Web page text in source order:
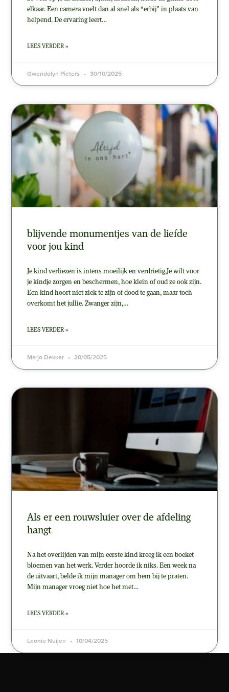
elkaar. Een camera voelt dan al snel als “erbij” in plaats van
helpend. De ervaring leert…
LEES VERDER »
Gwendolyn Pieters 30/10/2025
blijvende monumentjes van de liefde
voor jou kind
Je kind verliezen is intens moeilijk en verdrietig,Je wilt voor
je kindje zorgen en beschermen, hoe klein of oud ze ook zijn.
Een kind hoort niet ziek te zijn of dood te gaan, maar toch
overkomt het jullie. Zwanger zijn,…
LEES VERDER »
Marjo Dekker 20/05/2025
Als er een rouwsluier over de afdeling
hangt
Na het overlijden van mijn eerste kind kreeg ik een boeket
bloemen van het werk. Verder hoorde ik niks. Een week na
de uitvaart, belde ik mijn manager om hem bij te praten.
Mijn manager vroeg niet hoe het met…
LEES VERDER »
Leonie Nuijen 10/04/2025